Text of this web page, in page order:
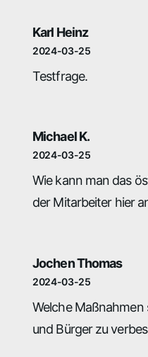
Karl Heinz
2024-03-25
Testfrage.
Michael K.
2024-03-25
Wie kann man das
der Mitarbeiter hier
Jochen Thomas
2024-03-25
Welche Maßnahmen
und Bürger zu